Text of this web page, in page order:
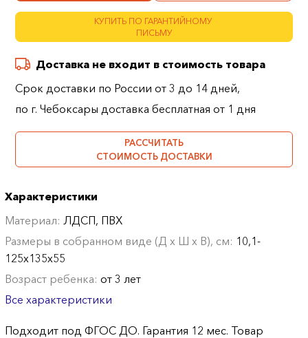
КУПИТЬ ПО ГАРАНТИЙНОМУ
ПИСЬМУ
Доставка не входит в стоимость товара
Срок доставки по России от 3 до 14 дней,
по г. Чебоксары доставка бесплатная от 1 дня
РАССЧИТАТЬ
СТОИМОСТЬ ДОСТАВКИ
Характеристики
Материал:ЛДСП, ПВХ
Размеры в собранном виде (Д х Ш х В), см: 10,1-
125х135х55
Возраст ребенка:от 3 лет
Все характеристики
Подходит под ФГОС ДО. Гарантия 12 мес. Товар